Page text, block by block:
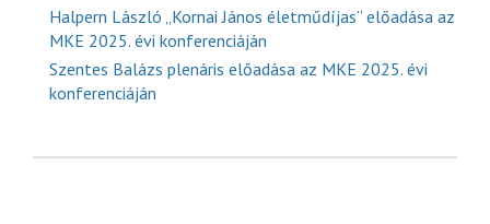
Halpern László „Kornai János életműdíjas” előadása az
MKE 2025. évi konferenciáján
Szentes Balázs plenáris előadása az MKE 2025. évi
konferenciáján